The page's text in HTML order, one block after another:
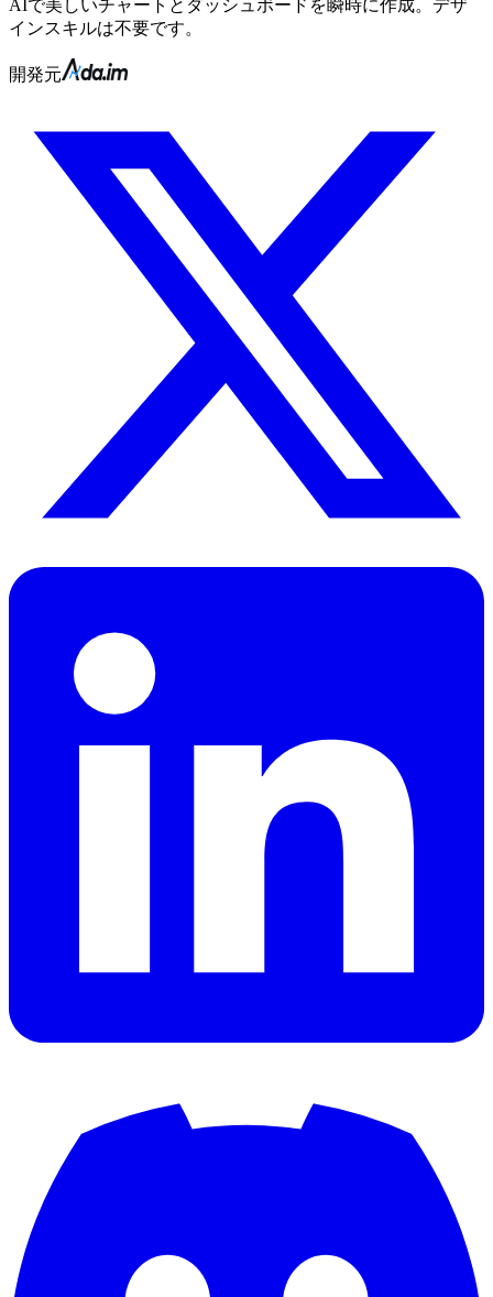
AIで美しいチャートとダッシュボードを瞬時に作成。デザ
インスキルは不要です。
開発元